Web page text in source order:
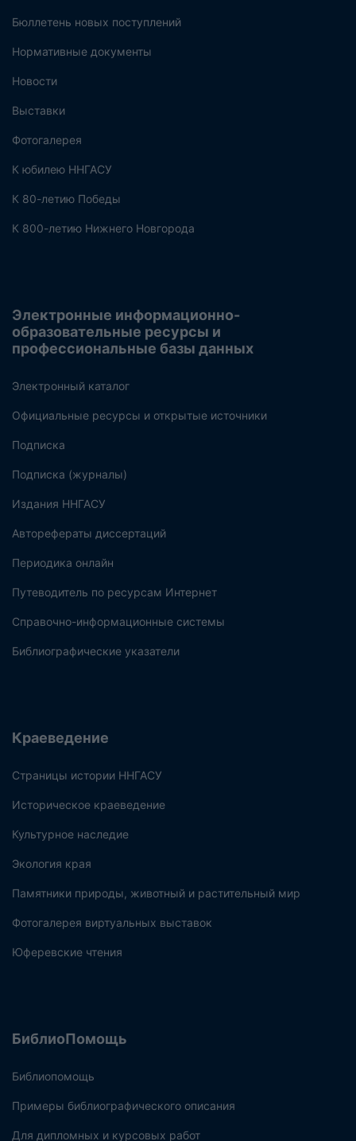
Бюллетень новых поступлений
Нормативные документы
Новости
Выставки
Фотогалерея
К юбилею ННГАСУ
К 80-летию Победы
К 800-летию Нижнего Новгорода
Электронные информационно-
образовательные ресурсы и
профессиональные базы данных
Электронный каталог
Официальные ресурсы и открытые источники
Подписка
Подписка (журналы)
Издания ННГАСУ
Авторефераты диссертаций
Периодика онлайн
Путеводитель по ресурсам Интернет
Справочно-информационные системы
Библиографические указатели
Краеведение
Страницы истории ННГАСУ
Историческое краеведение
Культурное наследие
Экология края
Памятники природы, животный и растительный мир
Фотогалерея виртуальных выставок
Юферевские чтения
БиблиоПомощь
Библиопомощь
Примеры библиографического описания
Для дипломных и курсовых работ